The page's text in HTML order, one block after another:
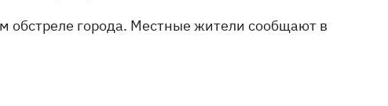
города. Местные жители сообщают в